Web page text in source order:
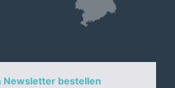
Newsletter bestellen